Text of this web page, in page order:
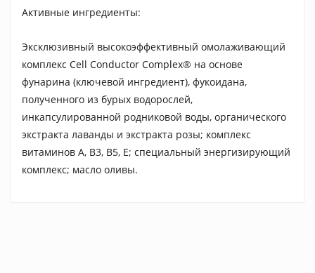
Активные ингредиенты:
Эксклюзивный высокоэффективный омолаживающий
комплекс Сell Сonductor Complex® на основе
фунарина (ключевой ингредиент), фукоидана,
полученного из бурых водорослей,
инкапсулированной родниковой воды, органического
экстракта лаванды и экстракта розы; комплекс
витаминов A, B3, B5, E; специальный энергизирующий
комплекс; масло оливы.